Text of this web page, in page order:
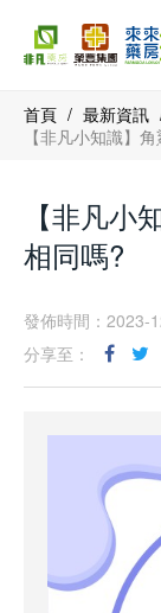
首頁 / 最新資訊
【非凡小知識】
【非凡小
相同嗎?
發佈時間：2023-
分享至：